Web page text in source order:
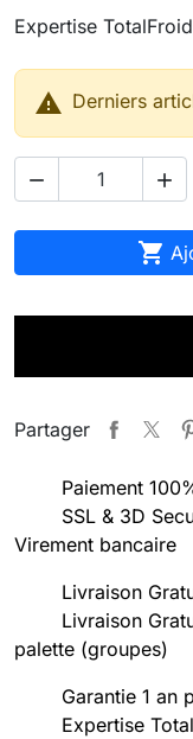
Expertise
 Derniers
 

Partager
Paiement
SSL & 3D
Virement bancaire
Livraison
Livraison
palette (groupes)
Garantie 1 an
Expertise